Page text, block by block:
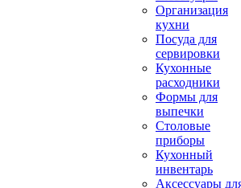
Организация
кухни
Посуда для
сервировки
Кухонные
расходники
Формы для
выпечки
Столовые
приборы
Кухонный
инвентарь
Аксессуары